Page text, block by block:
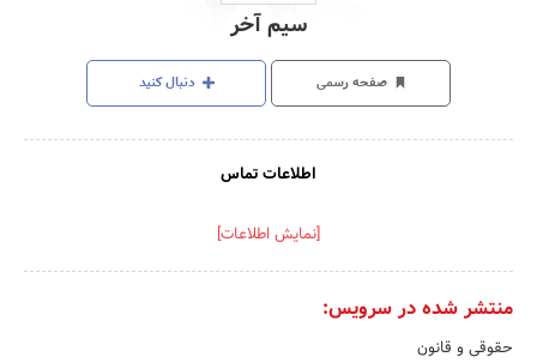
سیم آخر
صفحه رسمی دنبال کنید
اطلاعات تماس
[نمایش اطلاعات]
منتشر شده در سرویس:
حقوقی و قانون